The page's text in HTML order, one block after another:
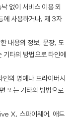
없이 서비스 이용 외
에 사용하거나, 제 3자
내용의 정보, 문장, 도
기타의 방법으로 타인에
의 명예나 프라이버시
또는 기타의 방법으로
X, 스파이웨어, 애드